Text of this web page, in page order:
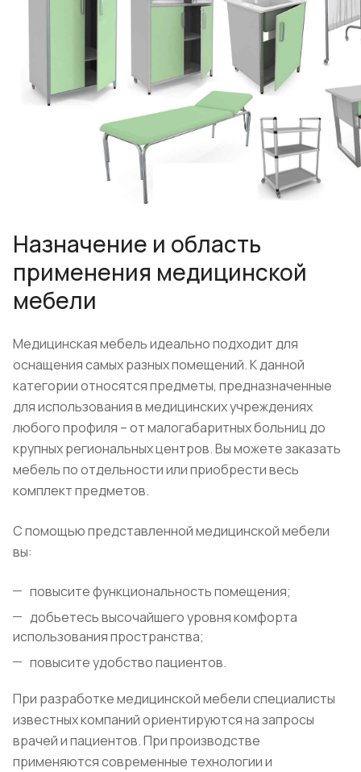
Назначение и область
применения медицинской
мебели
Медицинская мебель идеально подходит для
оснащения самых разных помещений. К данной
категории относятся предметы, предназначенные
для использования в медицинских учреждениях
любого профиля – от малогабаритных больниц до
крупных региональных центров. Вы можете заказать
мебель по отдельности или приобрести весь
комплект предметов.
С помощью представленной медицинской мебели
вы:
повысите функциональность помещения;
добьетесь высочайшего уровня комфорта
использования пространства;
повысите удобство пациентов.
При разработке медицинской мебели специалисты
известных компаний ориентируются на запросы
врачей и пациентов. При производстве
применяются современные технологии и